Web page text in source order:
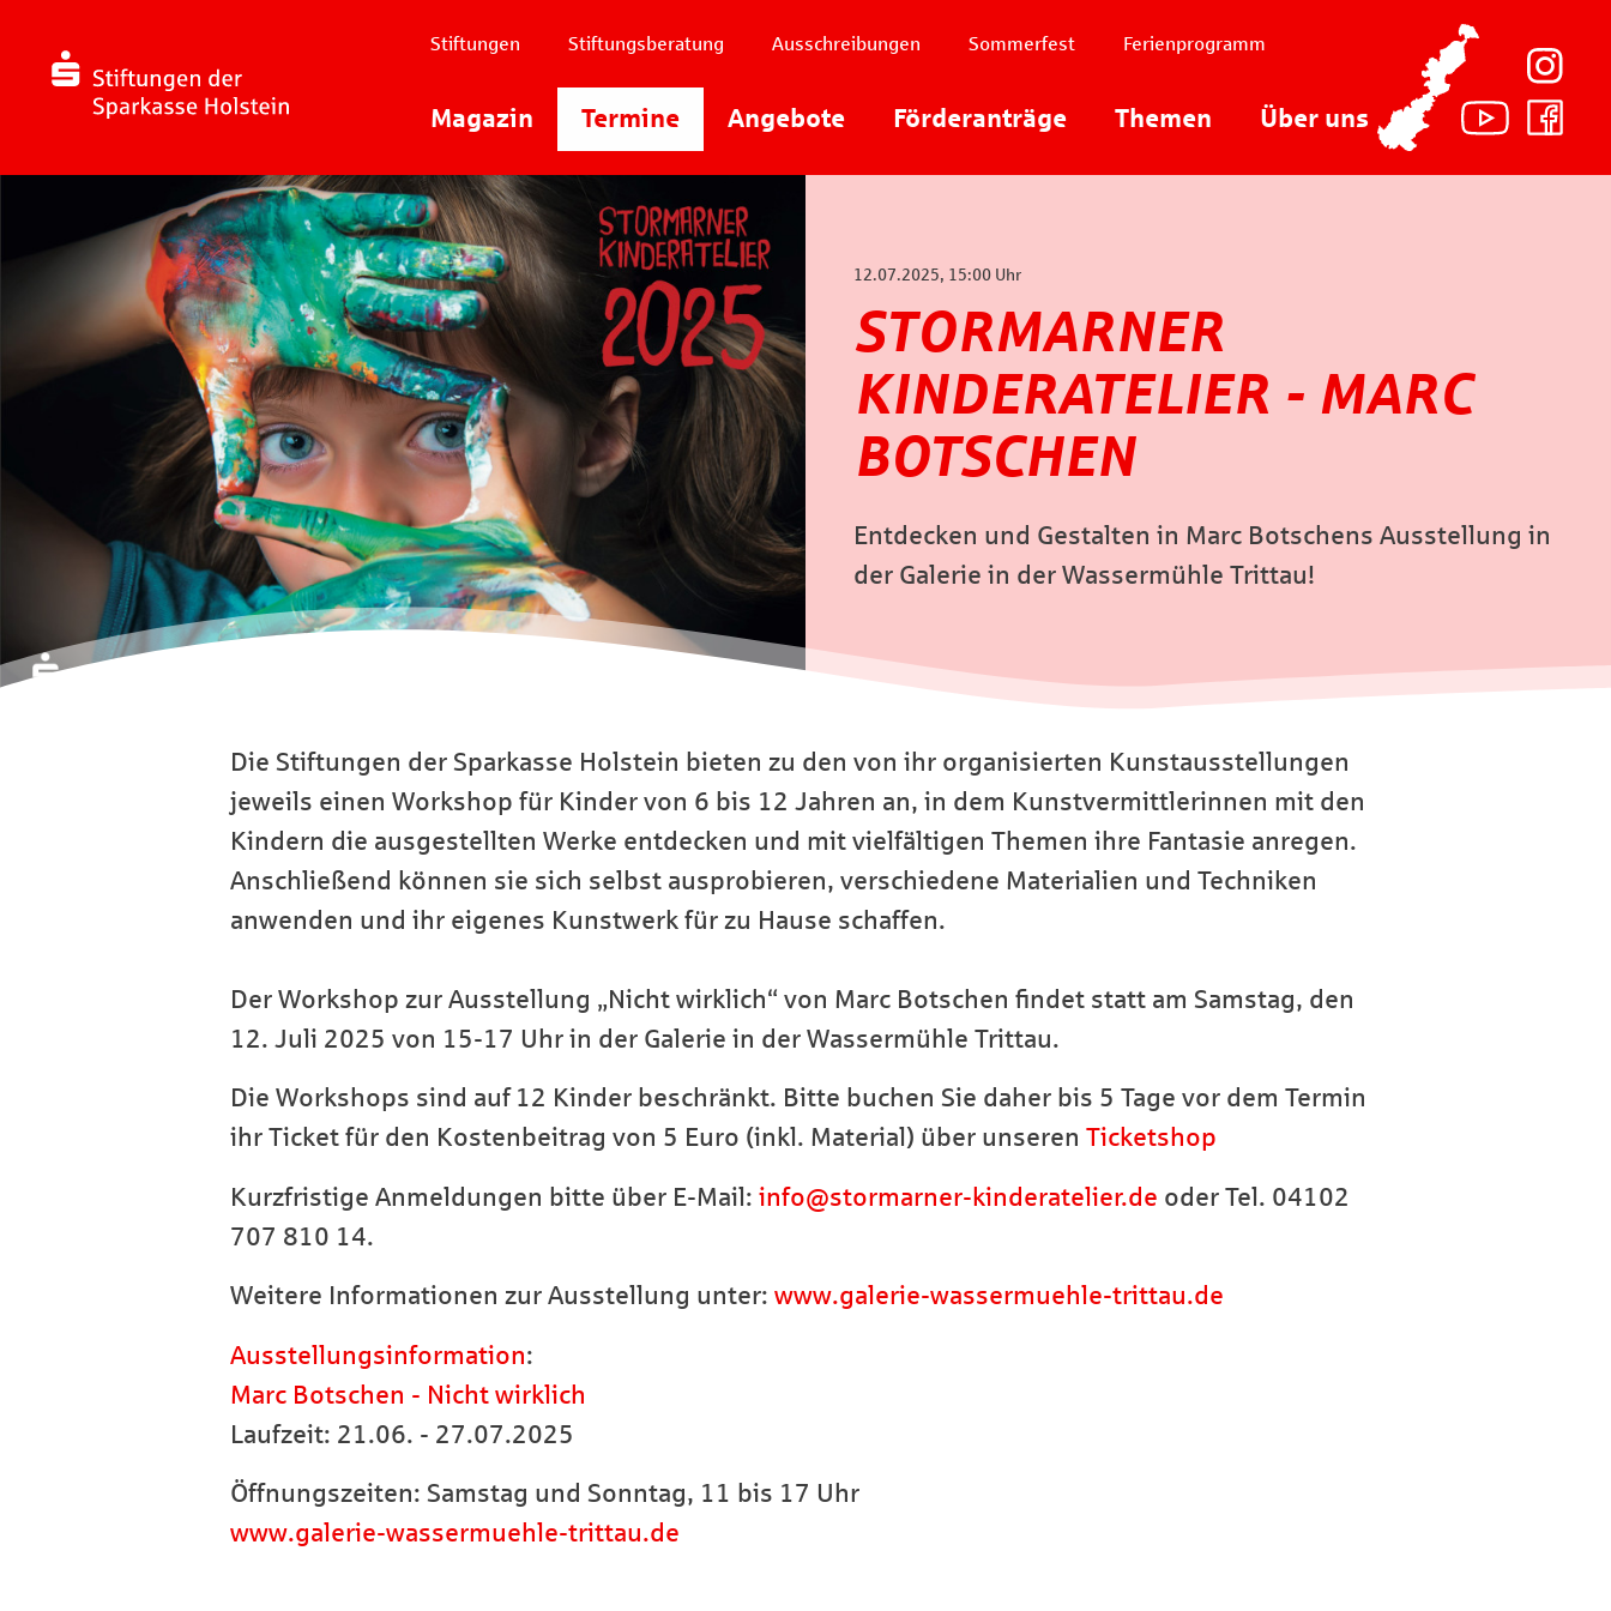
Magazin Termine Angebote Förderanträge Themen Über uns
Stiftungen Stiftungsberatung Ausschreibungen Sommerfest Ferienprogramm
YoutubeFacebook
12.07.2025, 15:00 Uhr
STORMARNER
KINDERATELIER - MARC
BOTSCHEN
Entdecken und Gestalten in Marc Botschens Ausstellung in
der Galerie in der Wassermühle Trittau!
Die Stiftungen der Sparkasse Holstein bieten zu den von ihr organisierten Kunstausstellungen
jeweils einen Workshop für Kinder von 6 bis 12 Jahren an, in dem Kunstvermittlerinnen mit den
Kindern die ausgestellten Werke entdecken und mit vielfältigen Themen ihre Fantasie anregen.
Anschließend können sie sich selbst ausprobieren, verschiedene Materialien und Techniken
anwenden und ihr eigenes Kunstwerk für zu Hause schaffen.
Der Workshop zur Ausstellung „Nicht wirklich“ von Marc Botschen findet statt am Samstag, den
12. Juli 2025 von 15-17 Uhr in der Galerie in der Wassermühle Trittau.
Die Workshops sind auf 12 Kinder beschränkt. Bitte buchen Sie daher bis 5 Tage vor dem Termin
ihr Ticket für den Kostenbeitrag von 5 Euro (inkl. Material) über unseren Ticketshop
Kurzfristige Anmeldungen bitte über E-Mail: info@stormarner-kinderatelier.de oder Tel. 04102
707 810 14.
Weitere Informationen zur Ausstellung unter: www.galerie-wassermuehle-trittau.de
Ausstellungsinformation:
Marc Botschen - Nicht wirklich
Laufzeit: 21.06. - 27.07.2025
Öffnungszeiten: Samstag und Sonntag, 11 bis 17 Uhr
www.galerie-wassermuehle-trittau.de